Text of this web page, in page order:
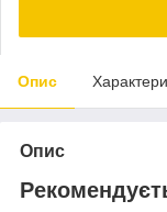
Опис
Опис